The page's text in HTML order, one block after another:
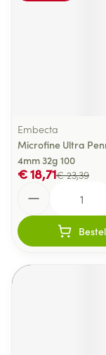
Embecta
Microfine Ultra
4mm 32g 100
€ 23,39
€ 18,71
Bestel